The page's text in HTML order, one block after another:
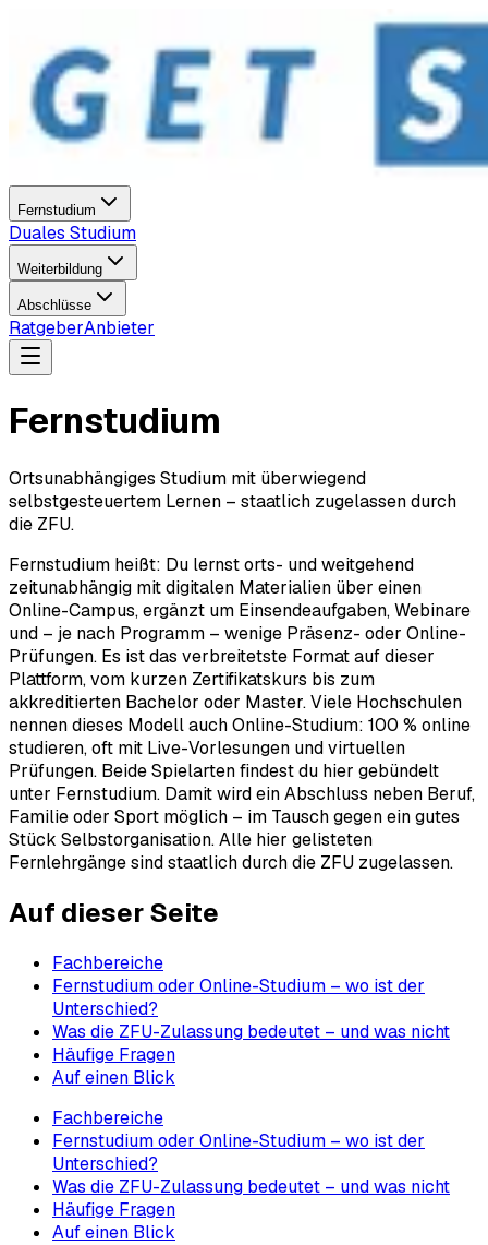
Fernstudium
Duales Studium
Weiterbildung
Abschlüsse
RatgeberAnbieter
Fernstudium
Ortsunabhängiges Studium mit überwiegend
selbstgesteuertem Lernen – staatlich zugelassen durch
die ZFU.
Fernstudium heißt: Du lernst orts- und weitgehend
zeitunabhängig mit digitalen Materialien über einen
Online-Campus, ergänzt um Einsendeaufgaben, Webinare
und – je nach Programm – wenige Präsenz- oder Online-
Prüfungen. Es ist das verbreitetste Format auf dieser
Plattform, vom kurzen Zertifikatskurs bis zum
akkreditierten Bachelor oder Master. Viele Hochschulen
nennen dieses Modell auch Online-Studium: 100 % online
studieren, oft mit Live-Vorlesungen und virtuellen
Prüfungen. Beide Spielarten findest du hier gebündelt
unter Fernstudium. Damit wird ein Abschluss neben Beruf,
Familie oder Sport möglich – im Tausch gegen ein gutes
Stück Selbstorganisation. Alle hier gelisteten
Fernlehrgänge sind staatlich durch die ZFU zugelassen.
Auf dieser Seite
Fachbereiche
Fernstudium oder Online-Studium – wo ist der
Unterschied?
Was die ZFU-Zulassung bedeutet – und was nicht
Häufige Fragen
Auf einen Blick
Fachbereiche
Fernstudium oder Online-Studium – wo ist der
Unterschied?
Was die ZFU-Zulassung bedeutet – und was nicht
Häufige Fragen
Auf einen Blick